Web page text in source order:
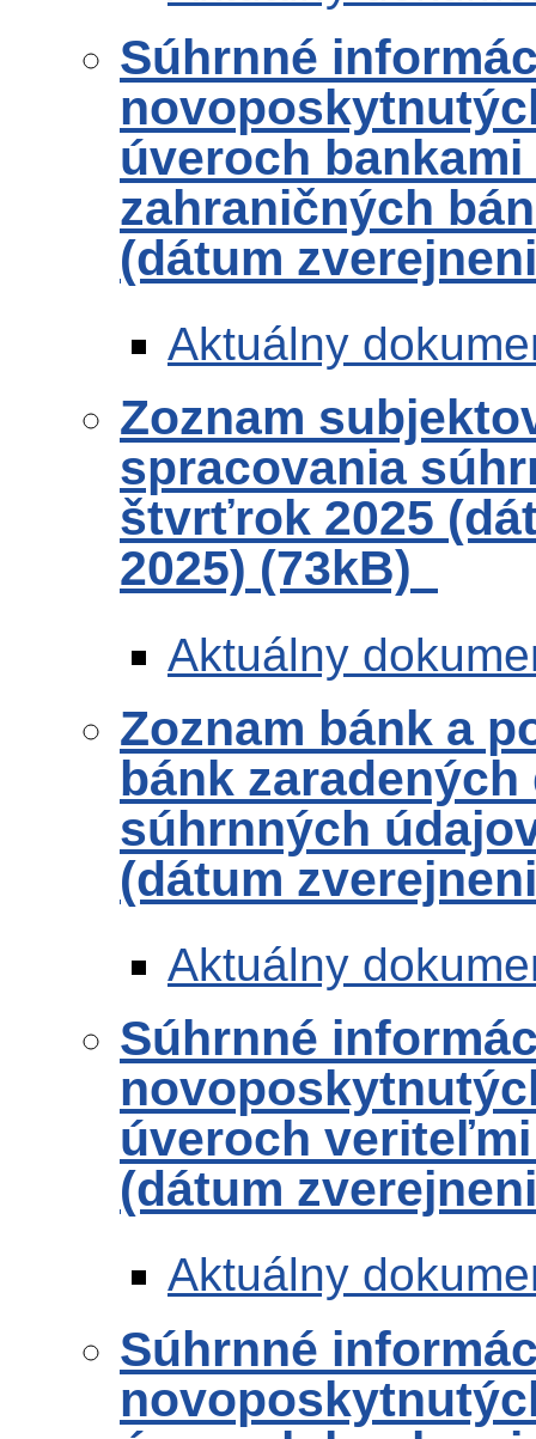
Súhrnné
úveroch
zahraničných
(dátum
Aktuálny
Zoznam
spracovania
štvrťrok 2025
2025) (73kB)
Aktuálny
Zoznam bánk a
bánk
súhrnných
(dátum
Aktuálny
Súhrnné
úveroch
(dátum
Aktuálny
Súhrnné